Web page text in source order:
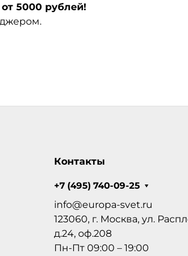
5000 рублей!
Контакты
+7 (495) 740-09-25
info@europa-svet.ru
123060, г. Москва, ул.
д.24, оф.208
Пн-Пт 09:00 – 19:00